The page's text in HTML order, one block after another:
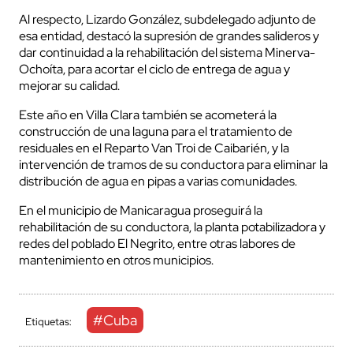
Al respecto, Lizardo González, subdelegado adjunto de
esa entidad, destacó la supresión de grandes salideros y
dar continuidad a la rehabilitación del sistema Minerva-
Ochoíta, para acortar el ciclo de entrega de agua y
mejorar su calidad.
Este año en Villa Clara también se acometerá la
construcción de una laguna para el tratamiento de
residuales en el Reparto Van Troi de Caibarién, y la
intervención de tramos de su conductora para eliminar la
distribución de agua en pipas a varias comunidades.
En el municipio de Manicaragua proseguirá la
rehabilitación de su conductora, la planta potabilizadora y
redes del poblado El Negrito, entre otras labores de
mantenimiento en otros municipios.
Etiquetas: #Cuba